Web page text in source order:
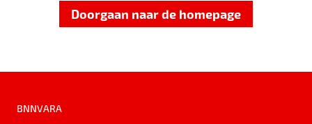
Doorgaan naar de homepage
BNNVARA